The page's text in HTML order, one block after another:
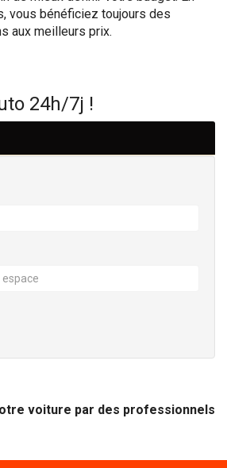
vous bénéficiez toujours des
aux meilleurs prix.
24h/7j !
voiture par des professionnels